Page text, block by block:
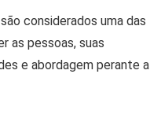
considerados uma das
as pessoas, suas
e abordagem perante a